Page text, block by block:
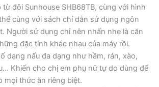
từ đôi Sunhouse SHB68TB, cùng với hình
cùng với sách chỉ dẫn sử dụng ngôn
Người sử dụng chỉ nên nhấn nhẹ là căn
đặc tính khác nhau của máy rồi.
dạng nấu đa dạng như hầm, rán, xào,
Khiến cho chị em phụ nữ tự do dùng để
mọi thức ăn riêng biệt.